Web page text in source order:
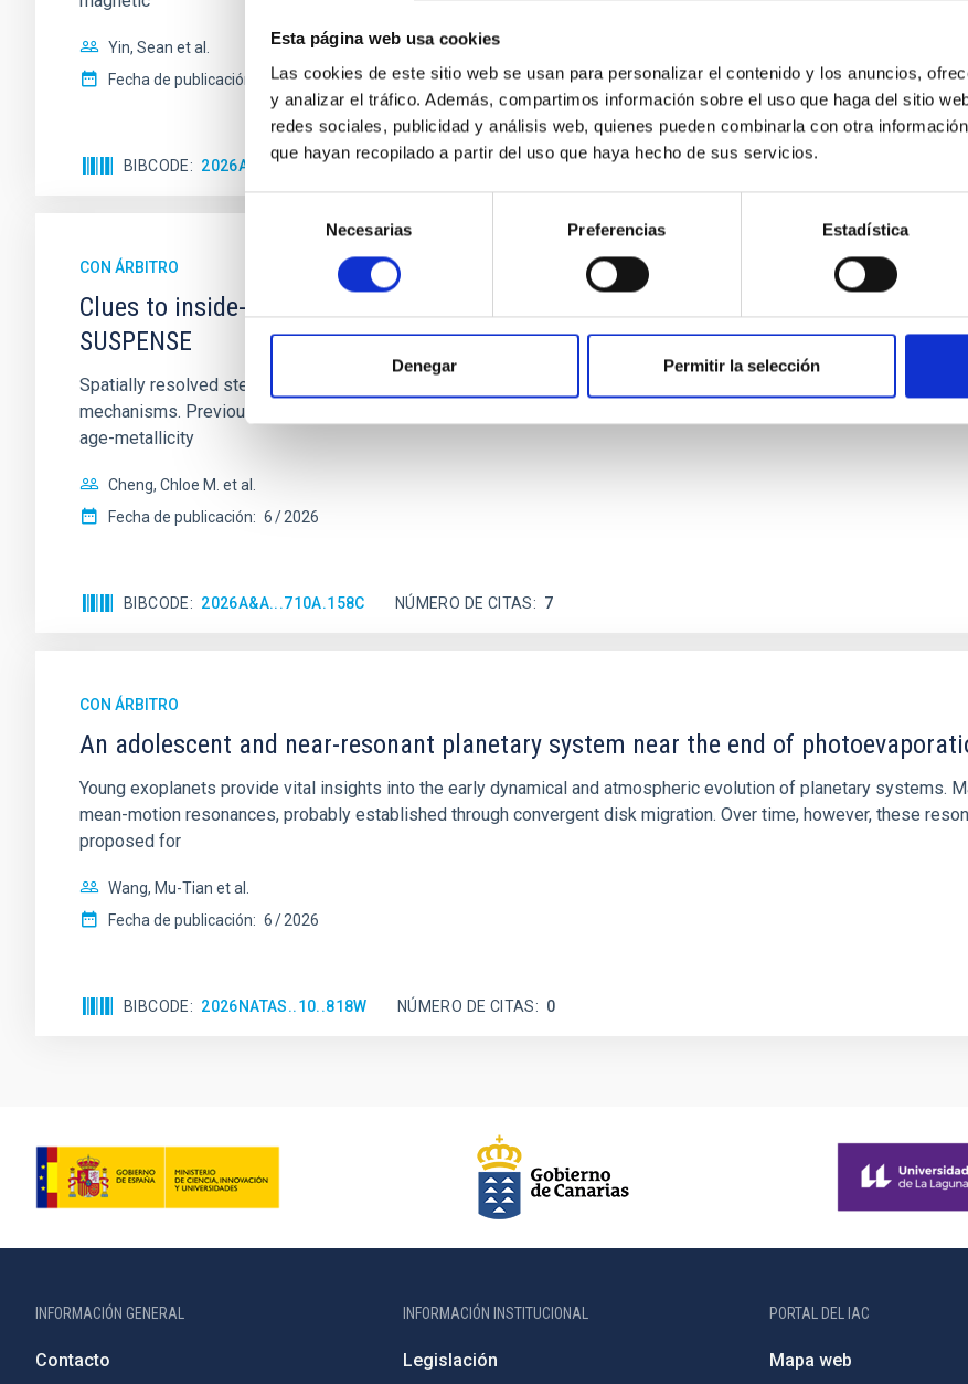
Esta página web usa cookies
Las cookies de este sitio web se usan para personalizar el contenido y los anuncios,
y analizar el tráfico. Además, compartimos información sobre el uso que haga del sitio
redes sociales, publicidad y análisis web, quienes pueden combinarla con otra
que hayan recopilado a partir del uso que haya hecho de sus servicios.
consentimiento
Necesarias Preferencias Estadística
Denegar Permitir la selección
Yin, Sean et al.
Fecha de publicación:
5 2026
BIBCODE 2026APJ..1003...83Y NÚMERO DE CITAS 0
CON ÁRBITRO
Clues to inside-out quenching in quiescent galaxies at 1.2 ≲ z ≲ 2.2: Age, Fe-,
SUSPENSE
Spatially resolved stellar populations of massive quiescent galaxies at cosmic noon provide powerful insights
mechanisms. Previous photometric studies have revealed that the cores of these galaxies are redder than their
age-metallicity
Cheng, Chloe M. et al.
Fecha de publicación: 6 2026
BIBCODE 2026A&A...710A.158C NÚMERO DE CITAS 7
CON ÁRBITRO
An adolescent and near-resonant planetary system near the end of
Young exoplanets provide vital insights into the early dynamical and atmospheric evolution of planetary systems.
mean-motion resonances, probably established through convergent disk migration. Over time, however, these
proposed for
Wang, Mu-Tian et al.
Fecha de publicación: 6 2026
BIBCODE 2026NATAS..10..818W NÚMERO DE CITAS 0
INFORMACIÓN GENERAL
Contacto
INFORMACIÓN INSTITUCIONAL
Legislación
PORTAL DEL IAC
Mapa web